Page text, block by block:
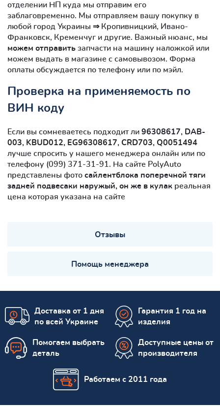
отделении НП куда мы отправим его
заблаговременно. Мы отправляем вашу покупку в
любой город Украины ⇒ Кропивницкий, Ивано-
Франковск, Кременчуг и другие. Важный нюанс, мы
можем отправить запчасти на машину наложкой или
можем выдать в магазине с самовывозом. Форма
оплаты обсуждается по телефону или по мэйл.
Проверка на применяемость по
ВИН коду
Если вы сомневаетесь подходит ли 96308617, DAB-
003, KBUD012, EG96308617, CRD703, Q0051494
лучше спросить у нашего менеджера онлайн или по
телефону (099) 371-31-91. На сайте PolyAuto
представлены фото сайлентблокa поперечной тяги
задней подвесаки наружый, он же в кулак реальная
цена которая указана на сайте
Отзывы
Помощь менеджера
Доставка от 1 дня
по всей Украине
Гарантия 1 год на
изделия
Помогаем выбрать
деталь
Доступные цены от
производителя
Работаем с 2011 года